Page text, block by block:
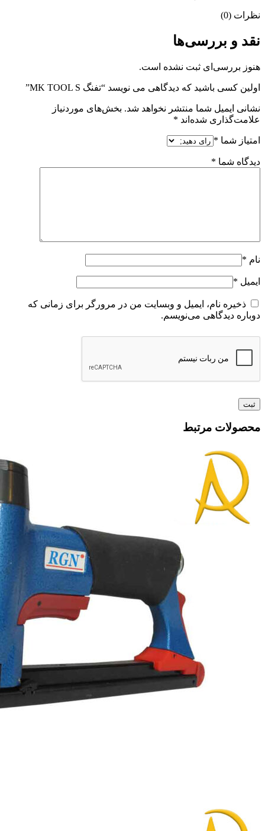
نظرات (0)
نقد و بررسی‌ها
هنوز بررسی‌ای ثبت نشده است.
اولین کسی باشید که دیدگاهی می نویسد “تفنگ MK TOOL S”
نشانی ایمیل شما منتشر نخواهد شد. بخش‌های موردنیاز
علامت‌گذاری شده‌اند *
امتیاز شما *
دیدگاه شما *
نام *
ایمیل *
ذخیره نام، ایمیل و وبسایت من در مرورگر برای زمانی که
دوباره دیدگاهی می‌نویسم.
محصولات مرتبط